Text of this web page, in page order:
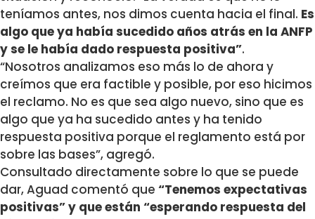
teníamos antes, nos dimos cuenta hacia el final. Es
algo que ya había sucedido años atrás en la ANFP
y se le había dado respuesta positiva”.
“Nosotros analizamos eso más lo de ahora y
creímos que era factible y posible, por eso hicimos
el reclamo. No es que sea algo nuevo, sino que es
algo que ya ha sucedido antes y ha tenido
respuesta positiva porque el reglamento está por
sobre las bases”, agregó.
Consultado directamente sobre lo que se puede
dar, Aguad comentó que “Tenemos expectativas
positivas” y que están “esperando respuesta del